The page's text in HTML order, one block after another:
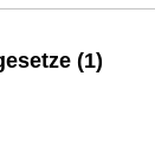
(1)